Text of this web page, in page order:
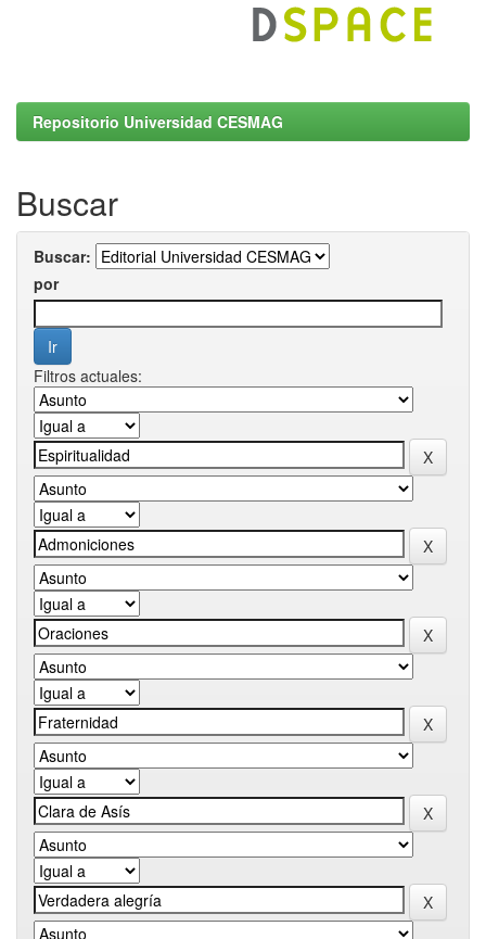
Repositorio Universidad CESMAG
Buscar
Buscar:
por
Filtros actuales: